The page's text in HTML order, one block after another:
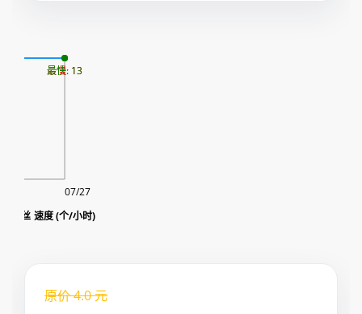
粉丝 速度 (个/小时)
07/27
最慢: 13
最快: 13
原价4.0元